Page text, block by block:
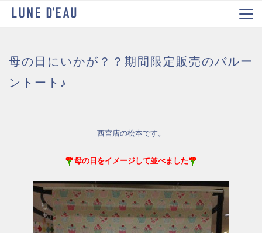
母の日にいかが？？期間限定販売のバルー
ントート♪
西宮店の松本です。
母の日をイメージして並べました